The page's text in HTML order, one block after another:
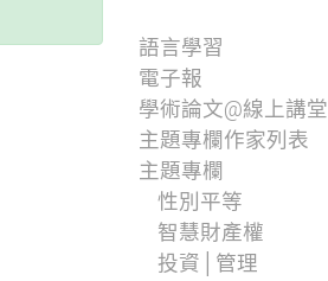
語言學習
電子報
學術論文@線上講堂
主題專欄作家列表
主題專欄
性別平等
智慧財產權
投資│管理